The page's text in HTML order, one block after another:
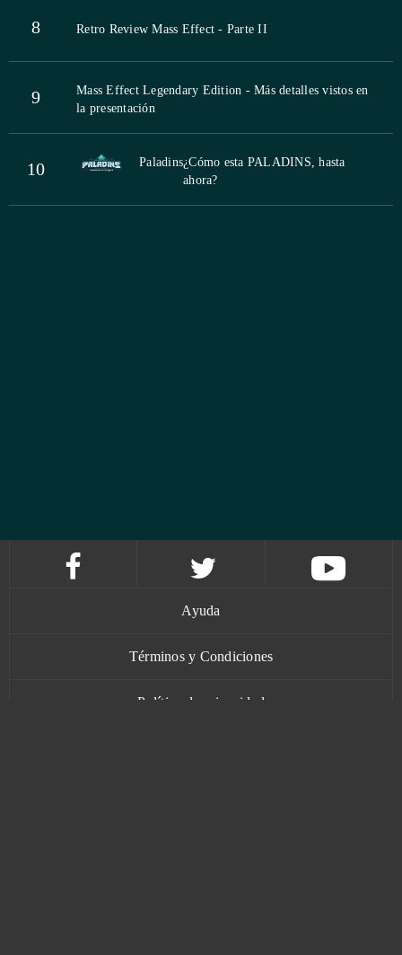
8 Retro Review Mass Effect - Parte II
9
Mass Effect Legendary Edition - Más detalles vistos en
la presentación
10 Paladins¿Cómo esta PALADINS, hasta
ahora?
Ayuda
Términos y Condiciones
Política de privacidad